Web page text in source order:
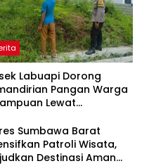
Labuapi Dorong
Pangan Warga
Lewat
Sumbawa Barat
Patroli Wisata,
Destinasi Aman